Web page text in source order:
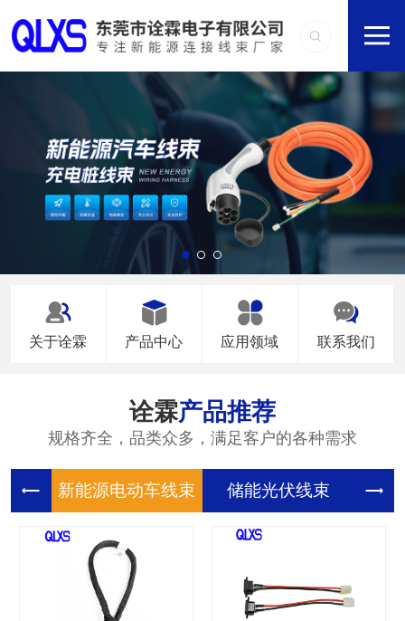
关于诠霖 产品中心 应用领域 联系我们
诠霖产品推荐
规格齐全，品类众多，满足客户的各种需求
新能源电 储能光伏